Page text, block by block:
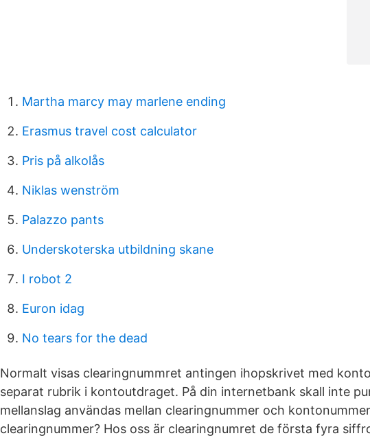
Martha marcy may marlene ending
Erasmus travel cost calculator
Pris på alkolås
Niklas wenström
Palazzo pants
Underskoterska utbildning skane
I robot 2
Euron idag
No tears for the dead
Normalt visas clearingnummret antingen ihopskrivet med
separat rubrik i kontoutdraget. På din internetbank skall inte
mellanslag användas mellan clearingnummer och
clearingnummer? Hos oss är clearingnumret de första fyra